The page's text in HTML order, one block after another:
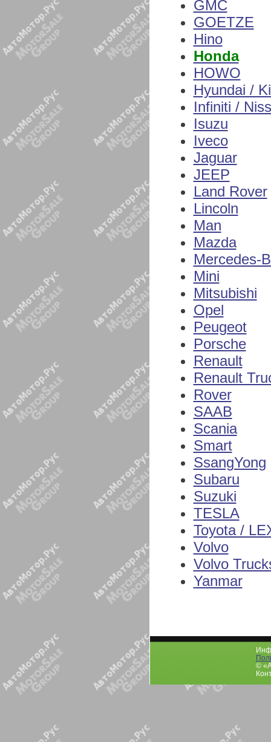
GMC
GOETZE
Hino
Honda
HOWO
Hyundai /
Infiniti /
Isuzu
Iveco
Jaguar
JEEP
Land Rover
Lincoln
Man
Mazda
Mercedes-
Mini
Mitsubishi
Opel
Peugeot
Porsche
Renault
Renault
Rover
SAAB
Scania
Smart
SsangYong
Subaru
Suzuki
TESLA
Toyota /
Volvo
Volvo
Yanmar
©